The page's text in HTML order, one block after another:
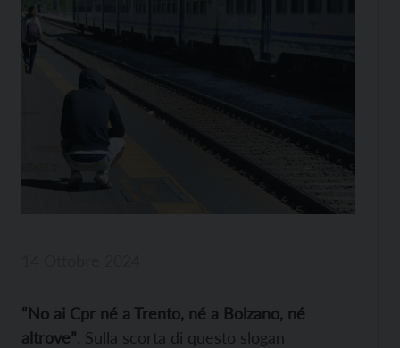
“No ai Cpr né a Trento, né a Bolzano, né
altrove”. Sulla scorta di questo slogan